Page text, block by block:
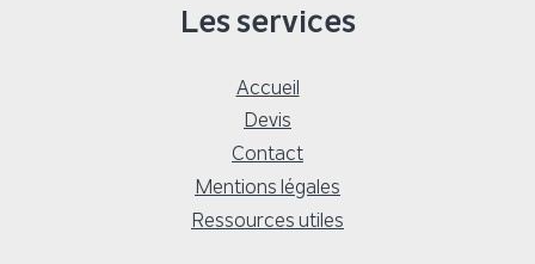
Les services
Accueil
Devis
Contact
Mentions légales
Ressources utiles